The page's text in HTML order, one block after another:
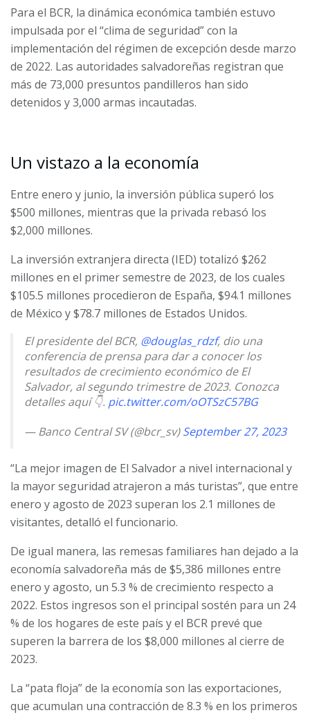
Para el BCR, la dinámica económica también estuvo
impulsada por el “clima de seguridad” con la
implementación del régimen de excepción desde marzo
de 2022. Las autoridades salvadoreñas registran que
más de 73,000 presuntos pandilleros han sido
detenidos y 3,000 armas incautadas.
Un vistazo a la economía
Entre enero y junio, la inversión pública superó los
$500 millones, mientras que la privada rebasó los
$2,000 millones.
La inversión extranjera directa (IED) totalizó $262
millones en el primer semestre de 2023, de los cuales
$105.5 millones procedieron de España, $94.1 millones
de México y $78.7 millones de Estados Unidos.
El presidente del BCR, @douglas_rdzf, dio una
conferencia de prensa para dar a conocer los
resultados de crecimiento económico de El
Salvador, al segundo trimestre de 2023. Conozca
detalles aquí 👇. pic.twitter.com/oOTSzC57BG
— Banco Central SV (@bcr_sv)September 27, 2023
“La mejor imagen de El Salvador a nivel internacional y
la mayor seguridad atrajeron a más turistas”, que entre
enero y agosto de 2023 superan los 2.1 millones de
visitantes, detalló el funcionario.
De igual manera, las remesas familiares han dejado a la
economía salvadoreña más de $5,386 millones entre
enero y agosto, un 5.3 % de crecimiento respecto a
2022. Estos ingresos son el principal sostén para un 24
% de los hogares de este país y el BCR prevé que
superen la barrera de los $8,000 millones al cierre de
2023.
La “pata floja” de la economía son las exportaciones,
que acumulan una contracción de 8.3 % en los primeros